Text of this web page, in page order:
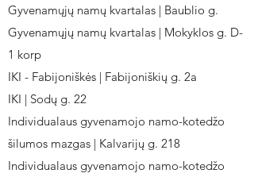
Gyvenamųjų namų kvartalas | Baublio g.
Gyvenamųjų namų kvartalas | Mokyklos g. D-
1 korp
IKI - Fabijoniškės | Fabijoniškių g. 2a
IKI | Sodų g. 22
Individualaus gyvenamojo namo-kotedžo
šilumos mazgas | Kalvarijų g. 218
Individualaus gyvenamojo namo-kotedžo